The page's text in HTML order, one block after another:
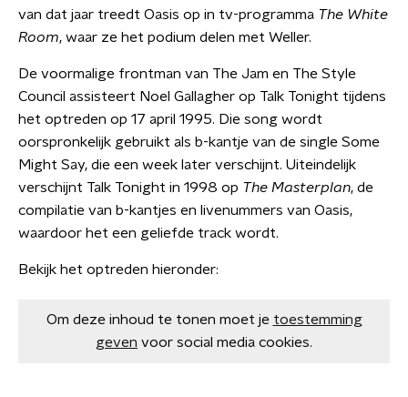
van dat jaar treedt Oasis op in tv-programma The White
Room, waar ze het podium delen met Weller.
De voormalige frontman van The Jam en The Style
Council assisteert Noel Gallagher op Talk Tonight tijdens
het optreden op 17 april 1995. Die song wordt
oorspronkelijk gebruikt als b-kantje van de single Some
Might Say, die een week later verschijnt. Uiteindelijk
verschijnt Talk Tonight in 1998 op The Masterplan, de
compilatie van b-kantjes en livenummers van Oasis,
waardoor het een geliefde track wordt.
Bekijk het optreden hieronder:
Om deze inhoud te tonen moet je toestemming
geven voor social media cookies.